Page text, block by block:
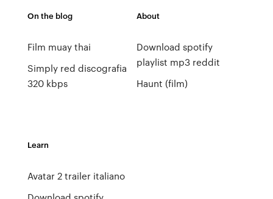
On the blog
Film muay thai
Simply red discografia
320 kbps
About
Download spotify
playlist mp3 reddit
Haunt (film)
Learn
Avatar 2 trailer italiano